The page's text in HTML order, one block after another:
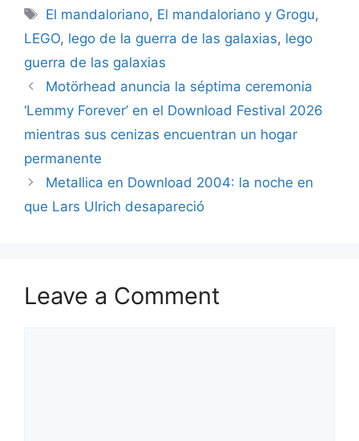
Tags
El mandaloriano, El mandaloriano y Grogu,
LEGO, lego de la guerra de las galaxias, lego
guerra de las galaxias
Motörhead anuncia la séptima ceremonia
‘Lemmy Forever’ en el Download Festival 2026
mientras sus cenizas encuentran un hogar
permanente
Metallica en Download 2004: la noche en
que Lars Ulrich desapareció
Leave a Comment